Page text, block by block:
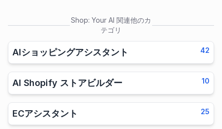
Shop: Your AI 関連他のカ
テゴリ
AIショッピングアシスタント 42
AI Shopify ストアビルダー 10
ECアシスタント 25